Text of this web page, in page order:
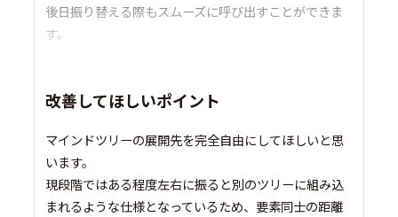
後日振り替える際もスムーズに呼び出すことができま
す。
改善してほしいポイント
マインドツリーの展開先を完全自由にしてほしいと思
います。
現段階ではある程度左右に振ると別のツリーに組み込
まれるような仕様となっているため、要素同士の距離